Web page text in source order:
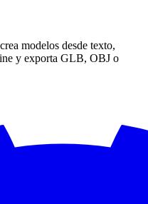
modelos desde texto,
y exporta GLB, OBJ o